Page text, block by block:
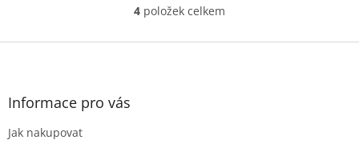
O
l
4 položek celkem
Z
Informace pro vás
Jak nakupovat